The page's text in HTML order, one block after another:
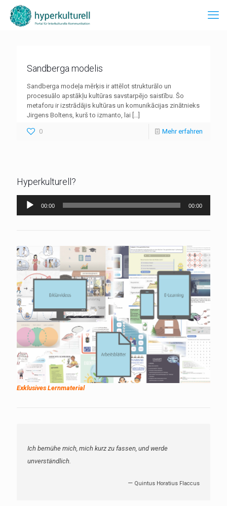
Sandberga modelis
Sandberga modeļa mērķis ir attēlot strukturālo un
procesuālo apstākļu kultūras savstarpējo saistību. Šo
metaforu ir izstrādājis kultūras un komunikācijas zinātnieks
Jirgens Boltens, kurš to izmanto, lai […]
0 Mehr erfahren
Hyperkulturell?
Audio-
Player
00:00 00:00
Exklusives Lernmaterial
Ich bemühe mich, mich kurz zu fassen, und werde
unverständlich.
— Quintus Horatius Flaccus